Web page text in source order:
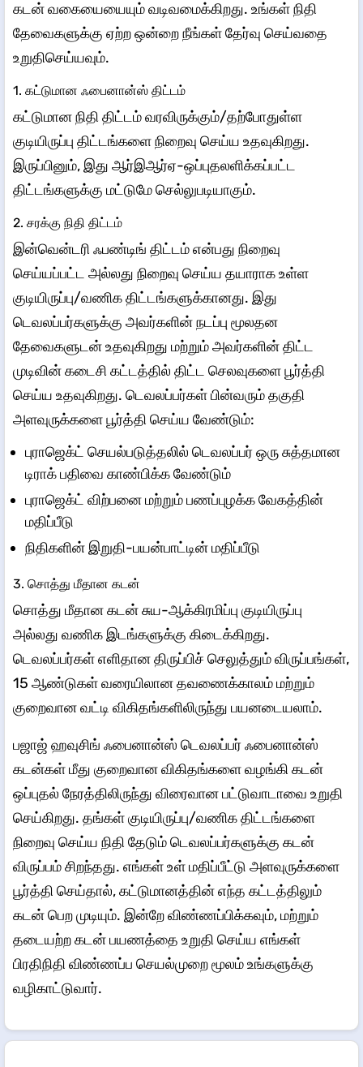
கடன் வகையையையும் வடிவமைக்கிறது. உங்கள் நிதி
தேவைகளுக்கு ஏற்ற ஒன்றை நீங்கள் தேர்வு செய்வதை
உறுதிசெய்யவும்.
1. கட்டுமான ஃபைனான்ஸ் திட்டம்
கட்டுமான நிதி திட்டம் வரவிருக்கும்/தற்போதுள்ள
குடியிருப்பு திட்டங்களை நிறைவு செய்ய உதவுகிறது.
இருப்பினும், இது ஆர்இஆர்ஏ-ஒப்புதலளிக்கப்பட்ட
திட்டங்களுக்கு மட்டுமே செல்லுபடியாகும்.
2. சரக்கு நிதி திட்டம்
இன்வென்டரி ஃபண்டிங் திட்டம் என்பது நிறைவு
செய்யப்பட்ட அல்லது நிறைவு செய்ய தயாராக உள்ள
குடியிருப்பு/வணிக திட்டங்களுக்கானது. இது
டெவலப்பர்களுக்கு அவர்களின் நடப்பு மூலதன
தேவைகளுடன் உதவுகிறது மற்றும் அவர்களின் திட்ட
முடிவின் கடைசி கட்டத்தில் திட்ட செலவுகளை பூர்த்தி
செய்ய உதவுகிறது. டெவலப்பர்கள் பின்வரும் தகுதி
அளவுருக்களை பூர்த்தி செய்ய வேண்டும்:
புராஜெக்ட் செயல்படுத்தலில் டெவலப்பர் ஒரு சுத்தமான
டிராக் பதிவை காண்பிக்க வேண்டும்
புராஜெக்ட் விற்பனை மற்றும் பணப்புழக்க வேகத்தின்
மதிப்பீடு
நிதிகளின் இறுதி-பயன்பாட்டின் மதிப்பீடு
3. சொத்து மீதான கடன்
சொத்து மீதான கடன் சுய-ஆக்கிரமிப்பு குடியிருப்பு
அல்லது வணிக இடங்களுக்கு கிடைக்கிறது.
டெவலப்பர்கள் எளிதான திருப்பிச் செலுத்தும் விருப்பங்கள்,
15 ஆண்டுகள் வரையிலான தவணைக்காலம் மற்றும்
குறைவான வட்டி விகிதங்களிலிருந்து பயனடையலாம்.
பஜாஜ் ஹவுசிங் ஃபைனான்ஸ் டெவலப்பர் ஃபைனான்ஸ்
கடன்கள் மீது குறைவான விகிதங்களை வழங்கி கடன்
ஒப்புதல் நேரத்திலிருந்து விரைவான பட்டுவாடாவை உறுதி
செய்கிறது. தங்கள் குடியிருப்பு/வணிக திட்டங்களை
நிறைவு செய்ய நிதி தேடும் டெவலப்பர்களுக்கு கடன்
விருப்பம் சிறந்தது. எங்கள் உள் மதிப்பீட்டு அளவுருக்களை
பூர்த்தி செய்தால், கட்டுமானத்தின் எந்த கட்டத்திலும்
கடன் பெற முடியும். இன்றே விண்ணப்பிக்கவும், மற்றும்
தடையற்ற கடன் பயணத்தை உறுதி செய்ய எங்கள்
பிரதிநிதி விண்ணப்ப செயல்முறை மூலம் உங்களுக்கு
வழிகாட்டுவார்.